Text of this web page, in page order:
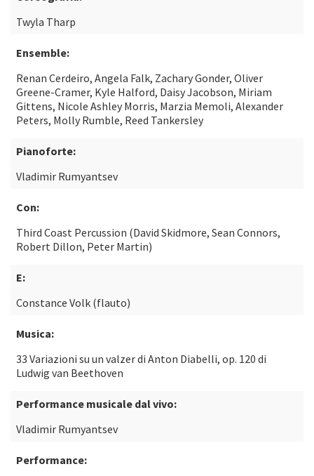
Twyla Tharp
Ensemble:
Renan Cerdeiro, Angela Falk, Zachary Gonder, Oliver
Greene-Cramer, Kyle Halford, Daisy Jacobson, Miriam
Gittens, Nicole Ashley Morris, Marzia Memoli, Alexander
Peters, Molly Rumble, Reed Tankersley
Pianoforte:
Vladimir Rumyantsev
Con:
Third Coast Percussion (David Skidmore, Sean Connors,
Robert Dillon, Peter Martin)
E:
Constance Volk (flauto)
Musica:
33 Variazioni su un valzer di Anton Diabelli, op. 120 di
Ludwig van Beethoven
Performance musicale dal vivo:
Vladimir Rumyantsev
Performance: